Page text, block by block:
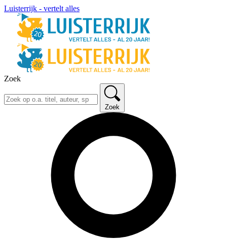
Luisterrijk - vertelt alles
Zoek
Zoek